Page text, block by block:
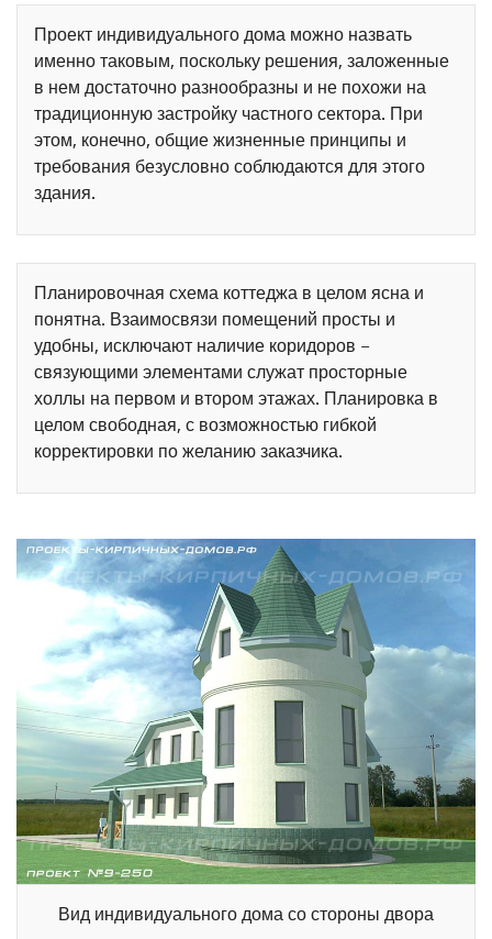
Проект индивидуального дома можно назвать
именно таковым, поскольку решения, заложенные
в нем достаточно разнообразны и не похожи на
традиционную застройку частного сектора. При
этом, конечно, общие жизненные принципы и
требования безусловно соблюдаются для этого
здания.
Планировочная схема коттеджа в целом ясна и
понятна. Взаимосвязи помещений просты и
удобны, исключают наличие коридоров –
связующими элементами служат просторные
холлы на первом и втором этажах. Планировка в
целом свободная, с возможностью гибкой
корректировки по желанию заказчика.
Вид индивидуального дома со стороны двора